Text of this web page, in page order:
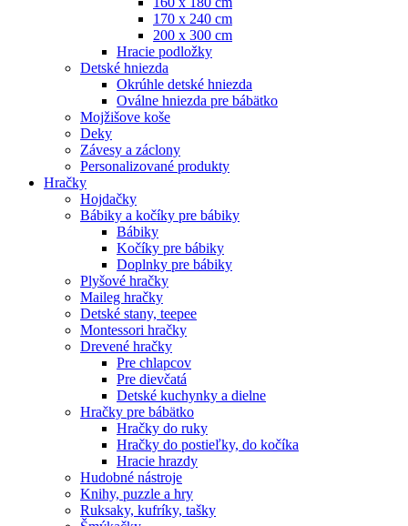
170 x 240 cm
200 x 300 cm
Hracie podložky
Detské hniezda
Okrúhle detské hniezda
Oválne hniezda pre bábätko
Mojžišove koše
Deky
Závesy a záclony
Personalizované produkty
Hračky
Hojdačky
Bábiky a kočíky pre bábiky
Bábiky
Kočíky pre bábiky
Doplnky pre bábiky
Plyšové hračky
Maileg hračky
Detské stany, teepee
Montessori hračky
Drevené hračky
Pre chlapcov
Pre dievčatá
Detské kuchynky a dielne
Hračky pre bábätko
Hračky do ruky
Hračky do postieľky, do kočíka
Hracie hrazdy
Hudobné nástroje
Knihy, puzzle a hry
Ruksaky, kufríky, tašky